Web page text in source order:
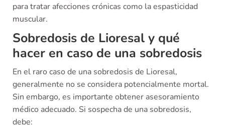
para tratar afecciones crónicas como la espasticidad
muscular.
Sobredosis de Lioresal y qué
hacer en caso de una sobredosis
En el raro caso de una sobredosis de Lioresal,
generalmente no se considera potencialmente mortal.
Sin embargo, es importante obtener asesoramiento
médico adecuado. Si sospecha de una sobredosis,
debe: